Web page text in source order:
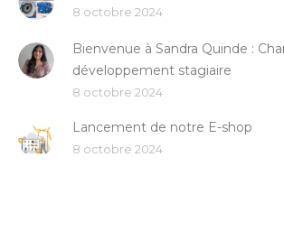
8 octobre 2024
Bienvenue à Sandra Quinde :
développement stagiaire
8 octobre 2024
Lancement de notre E-shop
8 octobre 2024